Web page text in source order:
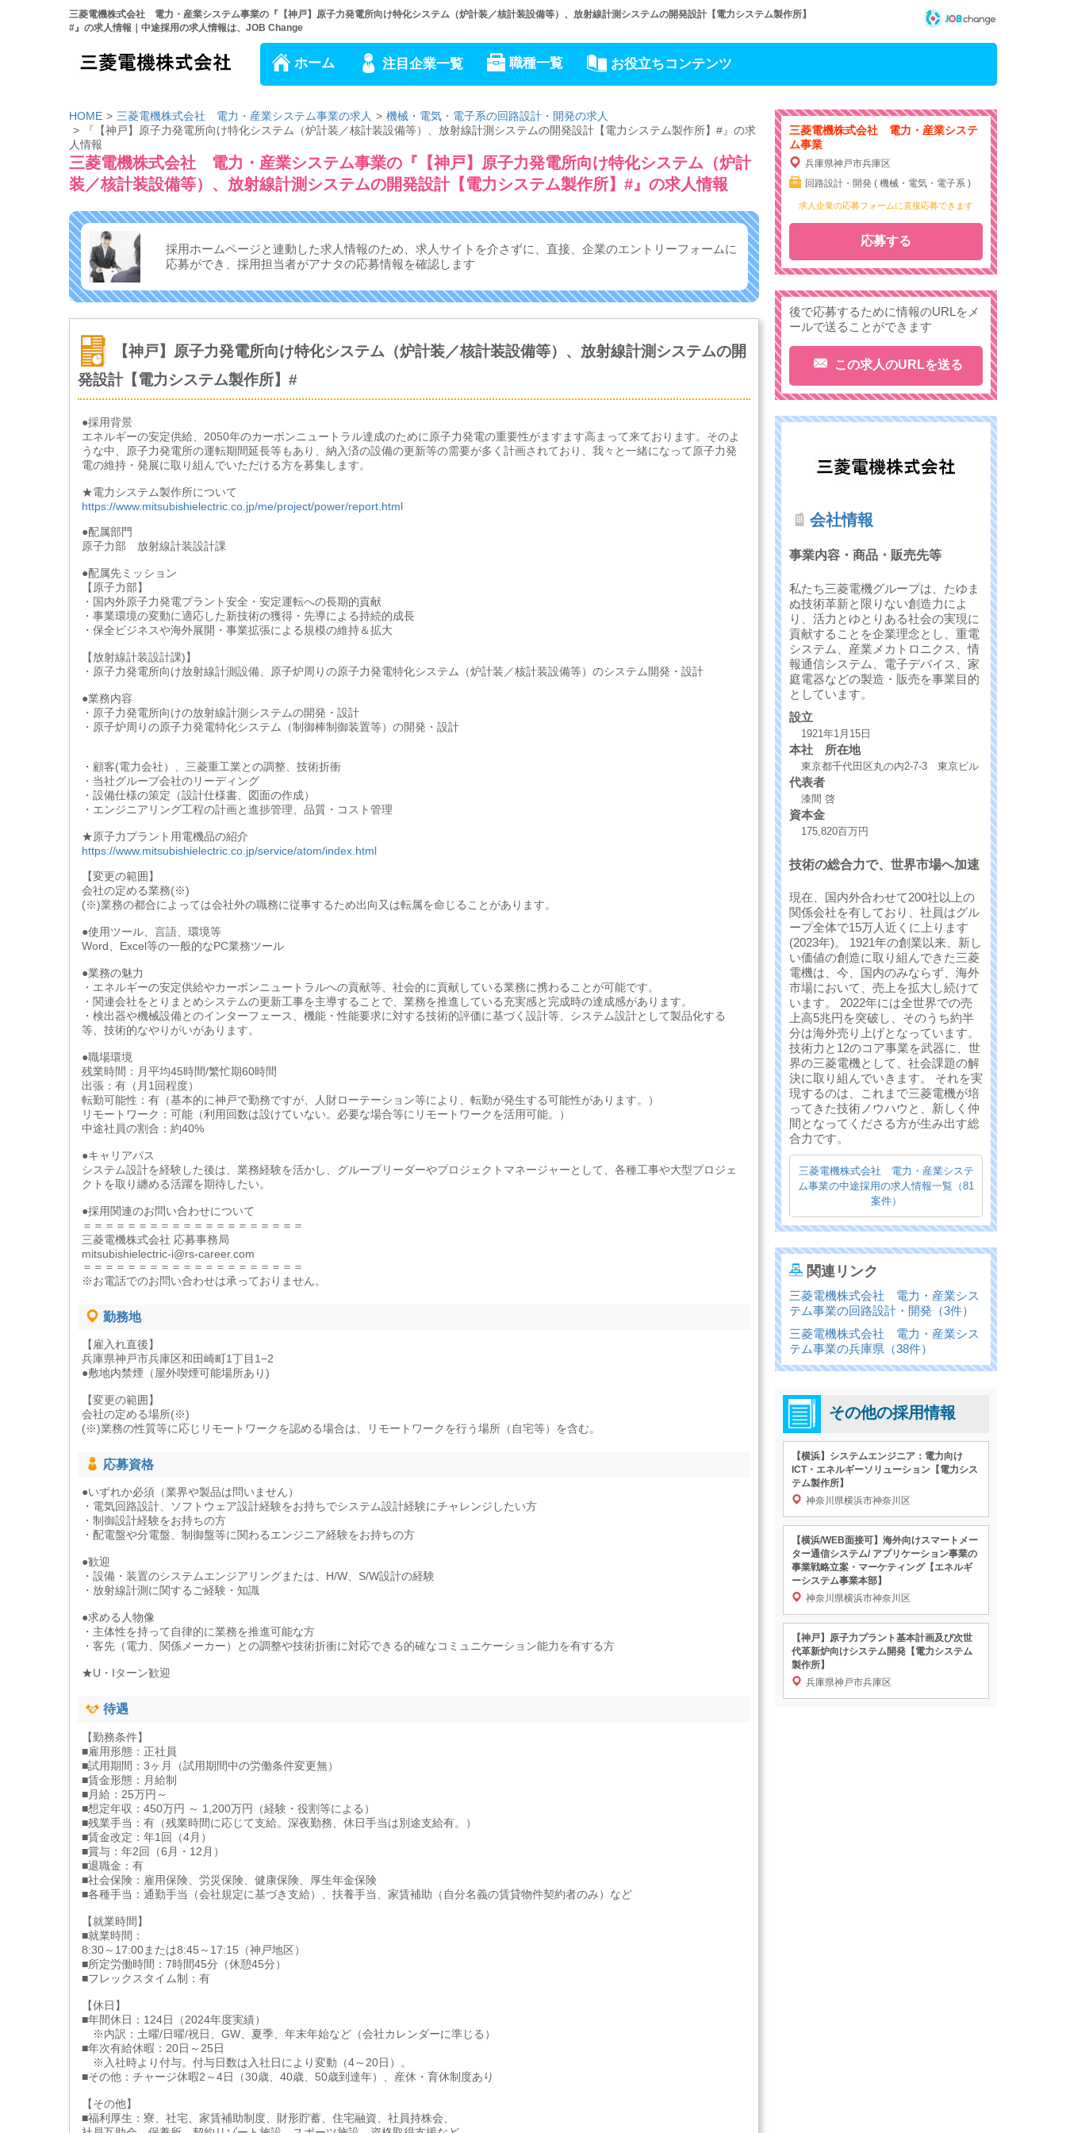
三菱電機株式会社 電力・産業システム事業の『【神戸】原子力発電所向け特化システム（炉計装／核計装設備等）、放射線計測システムの開発設計【電力システム製作所】
#』の求人情報｜中途採用の求人情報は、JOB Change
ホーム 注目企業一覧 職種一覧 お役立ちコンテンツ
HOME 三菱電機株式会社 電力・産業システム事業の求人
機械・電気・電子系の回路設計・開発の求人
『【神戸】原子力発電所向け特化システム（炉計装／核計装設備等）、放射線計測システムの開発設計【電力システム製作所】#』の求
人情報
三菱電機株式会社 電力・産業システム事業の『【神戸】原子力発電所向け特化システム（炉計
装／核計装設備等）、放射線計測システムの開発設計【電力システム製作所】#』の求人情報
採用ホームページと連動した求人情報のため、求人サイトを介さずに、 直接、企業のエントリーフォームに
応募ができ、 採用担当者がアナタの応募情報を確認します
【神戸】原子力発電所向け特化システム（炉計装／核計装設備等）、放射線計測システムの開
発設計【電力システム製作所】#
●採用背景
エネルギーの安定供給、2050年のカーボンニュートラル達成のために原子力発電の重要性がますます高まって来ております。そのよ
うな中、原子力発電所の運転期間延長等もあり、納入済の設備の更新等の需要が多く計画されており、我々と一緒になって原子力発
電の維持・発展に取り組んでいただける方を募集します。
★電力システム製作所について
https://www.mitsubishielectric.co.jp/me/project/power/report.html
●配属部門
原子力部 放射線計装設計課
●配属先ミッション
【原子力部】
・国内外原子力発電プラント安全・安定運転への長期的貢献
・事業環境の変動に適応した新技術の獲得・先導による持続的成長
・保全ビジネスや海外展開・事業拡張による規模の維持＆拡大
【放射線計装設計課)】
・原子力発電所向け放射線計測設備、原子炉周りの原子力発電特化システム（炉計装／核計装設備等）のシステム開発・設計
●業務内容
・原子力発電所向けの放射線計測システムの開発・設計
・原子炉周りの原子力発電特化システム（制御棒制御装置等）の開発・設計
・顧客(電力会社）、三菱重工業との調整、技術折衝
・当社グループ会社のリーディング
・設備仕様の策定（設計仕様書、図面の作成）
・エンジニアリング工程の計画と進捗管理、品質・コスト管理
★原子力プラント用電機品の紹介
https://www.mitsubishielectric.co.jp/service/atom/index.html
【変更の範囲】
会社の定める業務(※)
(※)業務の都合によっては会社外の職務に従事するため出向又は転属を命じることがあります。
●使用ツール、言語、環境等
Word、Excel等の一般的なPC業務ツール
●業務の魅力
・エネルギーの安定供給やカーボンニュートラルへの貢献等、社会的に貢献している業務に携わることが可能です。
・関連会社をとりまとめシステムの更新工事を主導することで、業務を推進している充実感と完成時の達成感があります。
・検出器や機械設備とのインターフェース、機能・性能要求に対する技術的評価に基づく設計等、システム設計として製品化する
等、技術的なやりがいがあります。
●職場環境
残業時間：月平均45時間/繁忙期60時間
出張：有（月1回程度）
転勤可能性：有（基本的に神戸で勤務ですが、人財ローテーション等により、転勤が発生する可能性があります。）
リモートワーク：可能（利用回数は設けていない。必要な場合等にリモートワークを活用可能。）
中途社員の割合：約40%
●キャリアパス
システム設計を経験した後は、業務経験を活かし、グループリーダーやプロジェクトマネージャーとして、各種工事や大型プロジェ
クトを取り纏める活躍を期待したい。
●採用関連のお問い合わせについて
＝＝＝＝＝＝＝＝＝＝＝＝＝＝＝＝＝＝＝＝
三菱電機株式会社 応募事務局
mitsubishielectric-i@rs-career.com
＝＝＝＝＝＝＝＝＝＝＝＝＝＝＝＝＝＝＝＝
※お電話でのお問い合わせは承っておりません。
勤務地
【雇入れ直後】
兵庫県神戸市兵庫区和田崎町1丁目1−2
●敷地内禁煙（屋外喫煙可能場所あり)
【変更の範囲】
会社の定める場所(※)
(※)業務の性質等に応じリモートワークを認める場合は、リモートワークを行う場所（自宅等）を含む。
応募資格
●いずれか必須（業界や製品は問いません）
・電気回路設計、ソフトウェア設計経験をお持ちでシステム設計経験にチャレンジしたい方
・制御設計経験をお持ちの方
・配電盤や分電盤、制御盤等に関わるエンジニア経験をお持ちの方
●歓迎
・設備・装置のシステムエンジアリングまたは、H/W、S/W設計の経験
・放射線計測に関するご経験・知識
●求める人物像
・主体性を持って自律的に業務を推進可能な方
・客先（電力、関係メーカー）との調整や技術折衝に対応できる的確なコミュニケーション能力を有する方
★U・Iターン歓迎
待遇
【勤務条件】
■雇用形態：正社員
■試用期間：3ヶ月（試用期間中の労働条件変更無）
■賃金形態：月給制
■月給：25万円～
■想定年収：450万円 ～ 1,200万円（経験・役割等による）
■残業手当：有（残業時間に応じて支給。深夜勤務、休日手当は別途支給有。）
■賃金改定：年1回（4月）
■賞与：年2回（6月・12月）
■退職金：有
■社会保険：雇用保険、労災保険、健康保険、厚生年金保険
■各種手当：通勤手当（会社規定に基づき支給）、扶養手当、家賃補助（自分名義の賃貸物件契約者のみ）など
【就業時間】
■就業時間：
8:30～17:00または8:45～17:15（神戸地区）
■所定労働時間：7時間45分（休憩45分）
■フレックスタイム制：有
【休日】
■年間休日：124日（2024年度実績）
※内訳：土曜/日曜/祝日、GW、夏季、年末年始など（会社カレンダーに準じる）
■年次有給休暇：20日～25日
※入社時より付与。付与日数は入社日により変動（4～20日）。
■その他：チャージ休暇2～4日（30歳、40歳、50歳到達年）、産休・育休制度あり
【その他】
■福利厚生：寮、社宅、家賃補助制度、財形貯蓄、住宅融資、社員持株会、
三菱電機株式会社 電力・産業システ
ム事業
兵庫県神戸市兵庫区
回路設計・開発 ( 機械・電気・電子系 )
求人企業の応募フォームに直接応募できます
応募する
後で応募するために情報のURLをメ
ールで送ることができます
この求人のURLを送る
会社情報
事業内容・商品・販売先等
私たち三菱電機グループは、たゆま
ぬ技術革新と限りない創造力によ
り、活力とゆとりある社会の実現に
貢献することを企業理念とし、重電
システム、産業メカトロニクス、情
報通信システム、電子デバイス、家
庭電器などの製造・販売を事業目的
としています。
設立
1921年1月15日
本社 所在地
東京都千代田区丸の内2-7-3 東京ビル
代表者
漆間 啓
資本金
175,820百万円
技術の総合力で、世界市場へ加速
現在、国内外合わせて200社以上の
関係会社を有しており、社員はグル
ープ全体で15万人近くに上ります
(2023年)。 1921年の創業以来、新し
い価値の創造に取り組んできた三菱
電機は、今、国内のみならず、海外
市場において、売上を拡大し続けて
います。 2022年には全世界での売
上高5兆円を突破し、そのうち約半
分は海外売り上げとなっています。
技術力と12のコア事業を武器に、世
界の三菱電機として、社会課題の解
決に取り組んでいきます。 それを実
現するのは、これまで三菱電機が培
ってきた技術ノウハウと、新しく仲
間となってくださる方が生み出す総
合力です。
三菱電機株式会社 電力・産業システ
ム事業の中途採用の求人情報一覧（81
案件）
関連リンク
三菱電機株式会社 電力・産業シス
テム事業の回路設計・開発（3件）
三菱電機株式会社 電力・産業シス
テム事業の兵庫県（38件）
その他の採用情報
【横浜】システムエンジニア：電力向け
ICT・エネルギーソリューション【電力シス
テム製作所】
神奈川県横浜市神奈川区
【横浜/WEB面接可】海外向けスマートメー
ター通信システム/ アプリケーション事業の
事業戦略立案・マーケティング【エネルギ
ーシステム事業本部】
神奈川県横浜市神奈川区
【神戸】原子力プラント基本計画及び次世
代革新炉向けシステム開発【電力システム
製作所】
兵庫県神戸市兵庫区